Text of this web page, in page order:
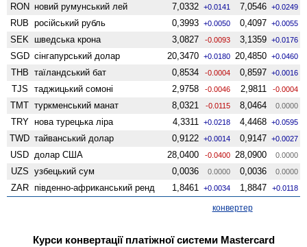
RON новий румунський лей 7,0332 +0.0141 7,0546 +0.0249
RUB російський рубль 0,3993 +0.0050 0,4097 +0.0055
SEK шведська крона 3,0827 -0.0093 3,1359 +0.0176
SGD сінгапурський долар 20,3470 +0.0180 20,4850 +0.0460
THB таїландський бат 0,8534 -0.0004 0,8597 +0.0016
TJS таджицький сомоні 2,9758 -0.0046 2,9811 -0.0004
TMT туркменський манат 8,0321 -0.0115 8,0464 0.0000
TRY нова турецька ліра 4,3311 +0.0218 4,4468 +0.0595
TWD тайванський долар 0,9122 +0.0014 0,9147 +0.0027
USD долар США 28,0400 -0.0400 28,0900 0.0000
UZS узбецький сум 0,0036 0.0000 0,0036 0.0000
ZAR південно-африканський ренд 1,8461 +0.0034 1,8847 +0.0118
конвертер
Курси конвертації платіжної системи Mastercard